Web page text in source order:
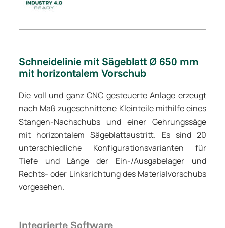
Schneidelinie mit Sägeblatt Ø 650 mm
mit horizontalem Vorschub
Die voll und ganz CNC gesteuerte Anlage erzeugt
nach Maß zugeschnittene Kleinteile mithilfe eines
Stangen-Nachschubs und einer Gehrungssäge
mit horizontalem Sägeblattaustritt. Es sind 20
unterschiedliche Konfigurationsvarianten für
Tiefe und Länge der Ein-/Ausgabelager und
Rechts- oder Linksrichtung des Materialvorschubs
vorgesehen.
Integrierte Software